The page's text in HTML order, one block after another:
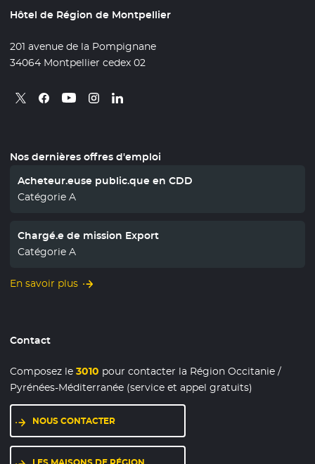
Hôtel de Région de Montpellier
201 avenue de la Pompignane
34064 Montpellier cedex 02
Retrouvez nous sur X
- Nouvelle fenêtre
Retrouvez nous sur Facebook
- Nouvelle fenêtre
Retrouvez nous sur Youtube
- Nouvelle fenêtre
Retrouvez nous sur Instagram
- Nouvelle fenêtre
Retrouvez nous sur Linkedin
- Nouvelle fenêtre
Nos dernières offres d'emploi
Acheteur.euse public.que en CDD
Catégorie A
Chargé.e de mission Export
Catégorie A
En savoir plus
Contact
Composez le3010 pour contacter la Région Occitanie /
Pyrénées-Méditerranée (service et appel gratuits)
NOUS CONTACTER